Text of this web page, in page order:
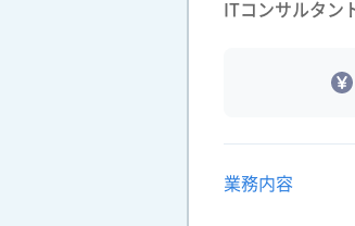
ITコンサルタン
業務内容